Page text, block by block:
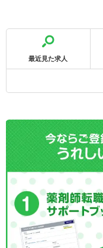
最近見た求人